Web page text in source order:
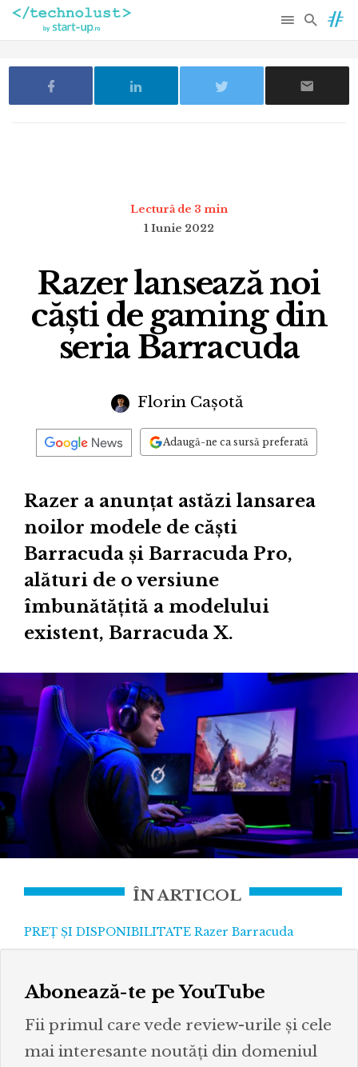
Lectură de 3 min
1 Iunie 2022
Razer lansează noi
căști de gaming din
seria Barracuda
Florin Cașotă
Adaugă-ne ca sursă preferată
Razer a anunțat astăzi lansarea
noilor modele de căști
Barracuda și Barracuda Pro,
alături de o versiune
îmbunătățită a modelului
existent, Barracuda X.
ÎN ARTICOL
PREȚ ȘI DISPONIBILITATE Razer Barracuda
Abonează-te pe YouTube
Fii primul care vede review-urile și cele
mai interesante noutăți din domeniul